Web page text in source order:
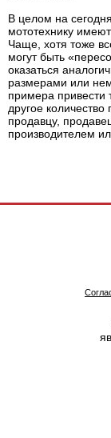
В целом на
мототехнику
Чаще, хотя тоже
могут быть
оказаться
размерами или
примера привести
другое
продавцу,
производителем